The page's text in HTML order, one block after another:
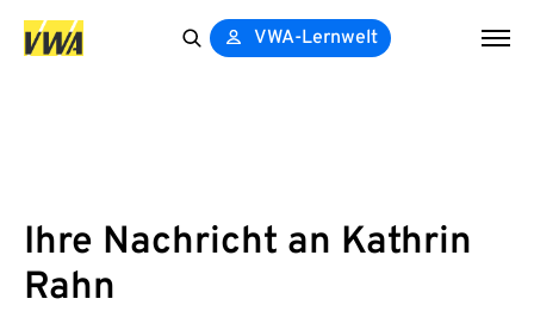
VWA-Lernwelt
Ihre Nachricht an Kathrin
Rahn